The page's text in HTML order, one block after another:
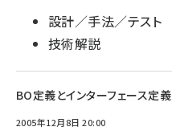
設計／手法／テスト
技術解説
BO定義とインターフェース定義
2005年12月8日 20:00